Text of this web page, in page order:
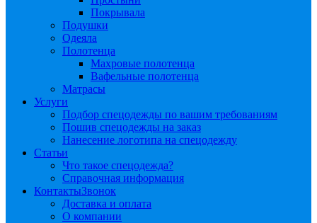
Покрывала
Подушки
Одеяла
Полотенца
Махровые полотенца
Вафельные полотенца
Матрасы
Услуги
Подбор спецодежды по вашим требованиям
Пошив спецодежды на заказ
Нанесение логотипа на спецодежду
Статьи
Что такое спецодежда?
Справочная информация
КонтактыЗвонок
Доставка и оплата
О компании